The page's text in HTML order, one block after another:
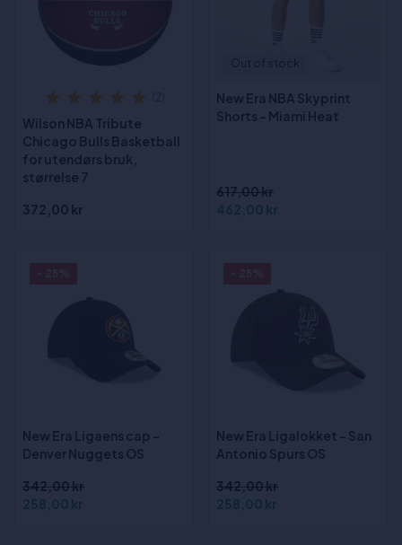
Wilson NBA Tribute
Chicago Bulls Basketball
for utendørs bruk,
størrelse 7
372,00 kr
New Era NBA Skyprint
Shorts - Miami Heat
617,00 kr
462,00 kr
New Era Ligaens cap -
Denver Nuggets OS
342,00 kr
258,00 kr
New Era Ligalokket - San
Antonio Spurs OS
342,00 kr
258,00 kr